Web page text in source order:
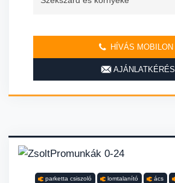
HÍVÁS MOBILON
AJÁNLATKÉRÉS
parketta csiszoló lomtalanító ács